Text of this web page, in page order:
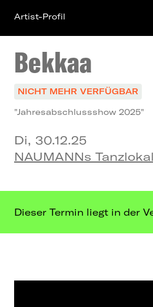
Bekkaa
NICHT MEHR VERFÜGBAR
"Jahresabschlussshow 2025"
Di, 30.12.25
NAUMANNs
Artist-Profil
Dieser Termin liegt in der